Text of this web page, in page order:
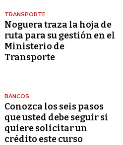
TRANSPORTE
Noguera traza la hoja de
ruta para su gestión en el
Ministerio de
Transporte
BANCOS
Conozca los seis pasos
que usted debe seguir si
quiere solicitar un
crédito este curso